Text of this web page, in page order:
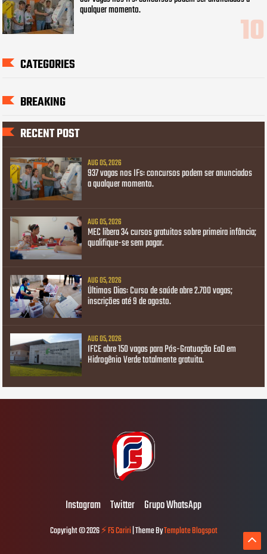
qualquer momento.
CATEGORIES
BREAKING
RECENT POST
AUG 05, 2026
937 vagas nos IFs: concursos podem ser anunciados
a qualquer momento.
AUG 05, 2026
MEC libera 34 cursos gratuitos sobre primeira infância;
qualifique-se sem pagar.
AUG 05, 2026
Últimos Dias: Curso de saúde abre 2.700 vagas;
inscrições até 9 de agosto.
AUG 05, 2026
IFCE abre 150 vagas para Pós-Gratuação EaD em
Hidrogênio Verde totalmente gratuita.
Instagram Twitter Grupo WhatsApp
Copyright ©2026⚡ F5 Cariri| Theme ByTemplate Blogspot